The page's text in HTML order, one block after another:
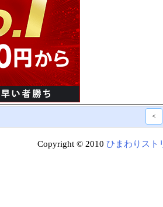
<
Copyright © 2010 ひまわりスト